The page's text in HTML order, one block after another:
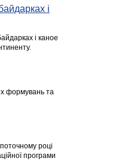
і
і каное
формувань та
році
програми